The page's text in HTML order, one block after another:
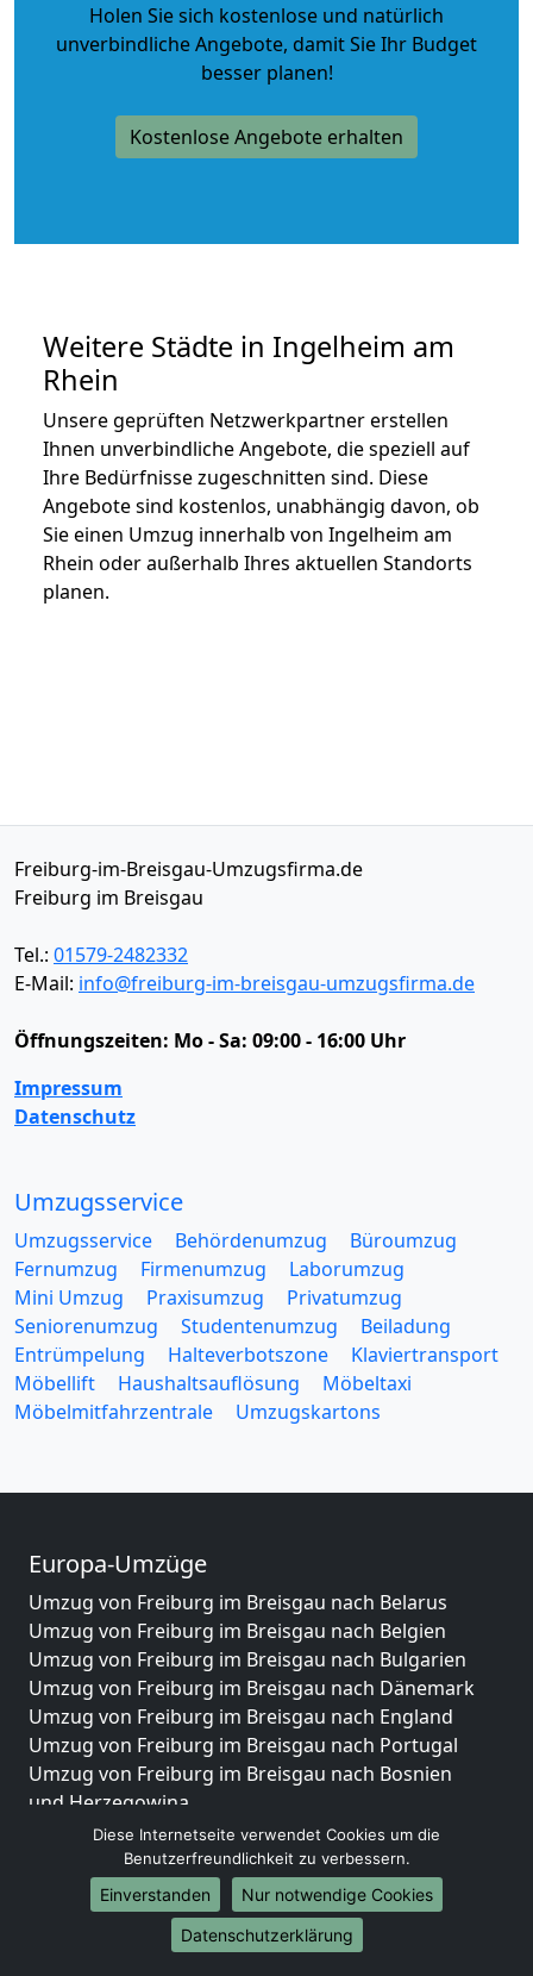
Holen Sie sich kostenlose und natürlich
unverbindliche Angebote, damit Sie Ihr Budget
besser planen!
Kostenlose Angebote erhalten
Weitere Städte in Ingelheim am
Rhein
Unsere geprüften Netzwerkpartner erstellen
Ihnen unverbindliche Angebote, die speziell auf
Ihre Bedürfnisse zugeschnitten sind. Diese
Angebote sind kostenlos, unabhängig davon, ob
Sie einen Umzug innerhalb von Ingelheim am
Rhein oder außerhalb Ihres aktuellen Standorts
planen.
Freiburg-im-Breisgau-Umzugsfirma.de
Freiburg im Breisgau
Tel.: 01579-2482332
E-Mail: info@freiburg-im-breisgau-umzugsfirma.de
Öffnungszeiten: Mo - Sa: 09:00 - 16:00 Uhr
Impressum
Datenschutz
Umzugsservice
Umzugsservice Behördenumzug
Büroumzug
Fernumzug
Firmenumzug
Laborumzug
Mini Umzug
Praxisumzug
Privatumzug
Seniorenumzug
Studentenumzug
Beiladung
Entrümpelung
Halteverbotszone
Klaviertransport
Möbellift
Haushaltsauflösung
Möbeltaxi
Möbelmitfahrzentrale
Umzugskartons
Europa-Umzüge
Umzug von Freiburg im Breisgau nach Belarus
Umzug von Freiburg im Breisgau nach Belgien
Umzug von Freiburg im Breisgau nach Bulgarien
Umzug von Freiburg im Breisgau nach Dänemark
Umzug von Freiburg im Breisgau nach England
Umzug von Freiburg im Breisgau nach Portugal
Umzug von Freiburg im Breisgau nach Bosnien
und Herzegowina
Umzug von Freiburg im Breisgau nach Irland
Umzug von Freiburg im Breisgau nach Lettland
Umzug von Freiburg im Breisgau nach Zypern
Umzug von Freiburg im Breisgau nach Kroatien
Umzug von Freiburg im Breisgau nach Estland
Diese Internetseite verwendet Cookies um die
Benutzerfreundlichkeit zu verbessern.
Einverstanden
Nur notwendige Cookies
Datenschutzerklärung